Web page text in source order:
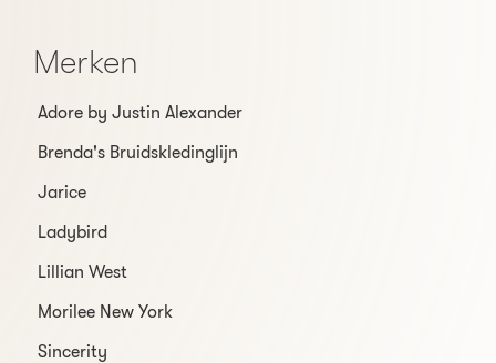
Merken
Adore by Justin Alexander
Brenda's Bruidskledinglijn
Jarice
Ladybird
Lillian West
Morilee New York
Sincerity